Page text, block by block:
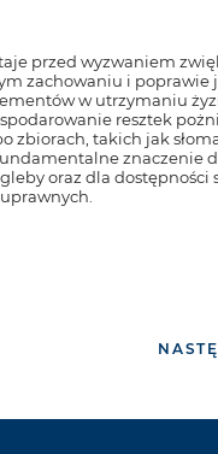
przed wyzwaniem
zachowaniu i poprawie
w utrzymaniu
resztek
zbiorach, takich jak
znaczenie
oraz dla dostępności